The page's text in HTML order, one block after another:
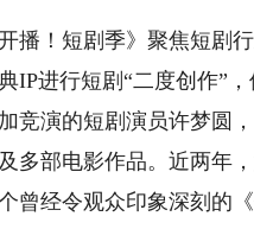
！短剧季》聚焦短剧行
IP进行短剧“二度创作”
演的短剧演员许梦圆，
多部电影作品。近两年
经令观众印象深刻的《